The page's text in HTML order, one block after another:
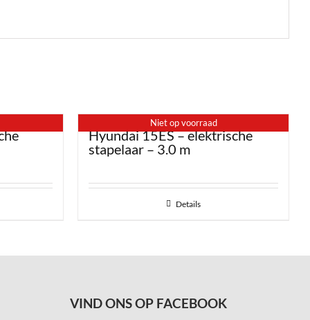
Niet op voorraad
Hyundai 15ES – elektrische
stapelaar – 3.0 m
Details
VIND ONS OP FACEBOOK